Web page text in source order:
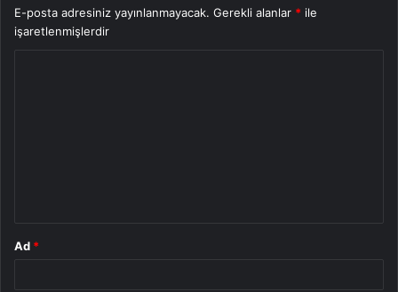
E-posta adresiniz yayınlanmayacak. Gerekli alanlar * ile
işaretlenmişlerdir
Ad *